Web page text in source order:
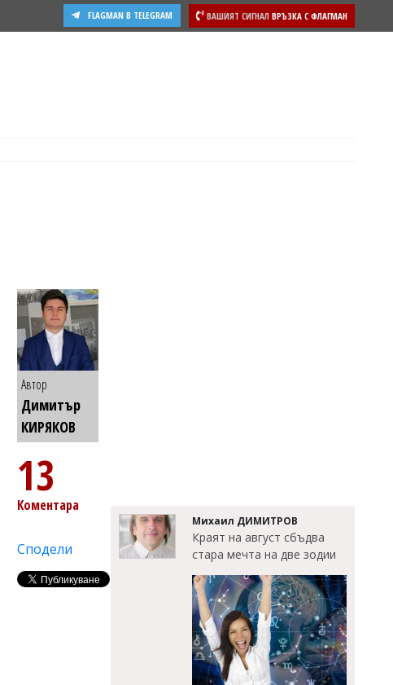
ВАШИЯТ СИГНАЛ ВРЪЗКА С ФЛАГМАН
FLAGMAN В TELEGRAM
Автор
Димитър
КИРЯКОВ
13
Коментара
Сподели
Михаил ДИМИТРОВ
Краят на август сбъдва
стара мечта на две зодии